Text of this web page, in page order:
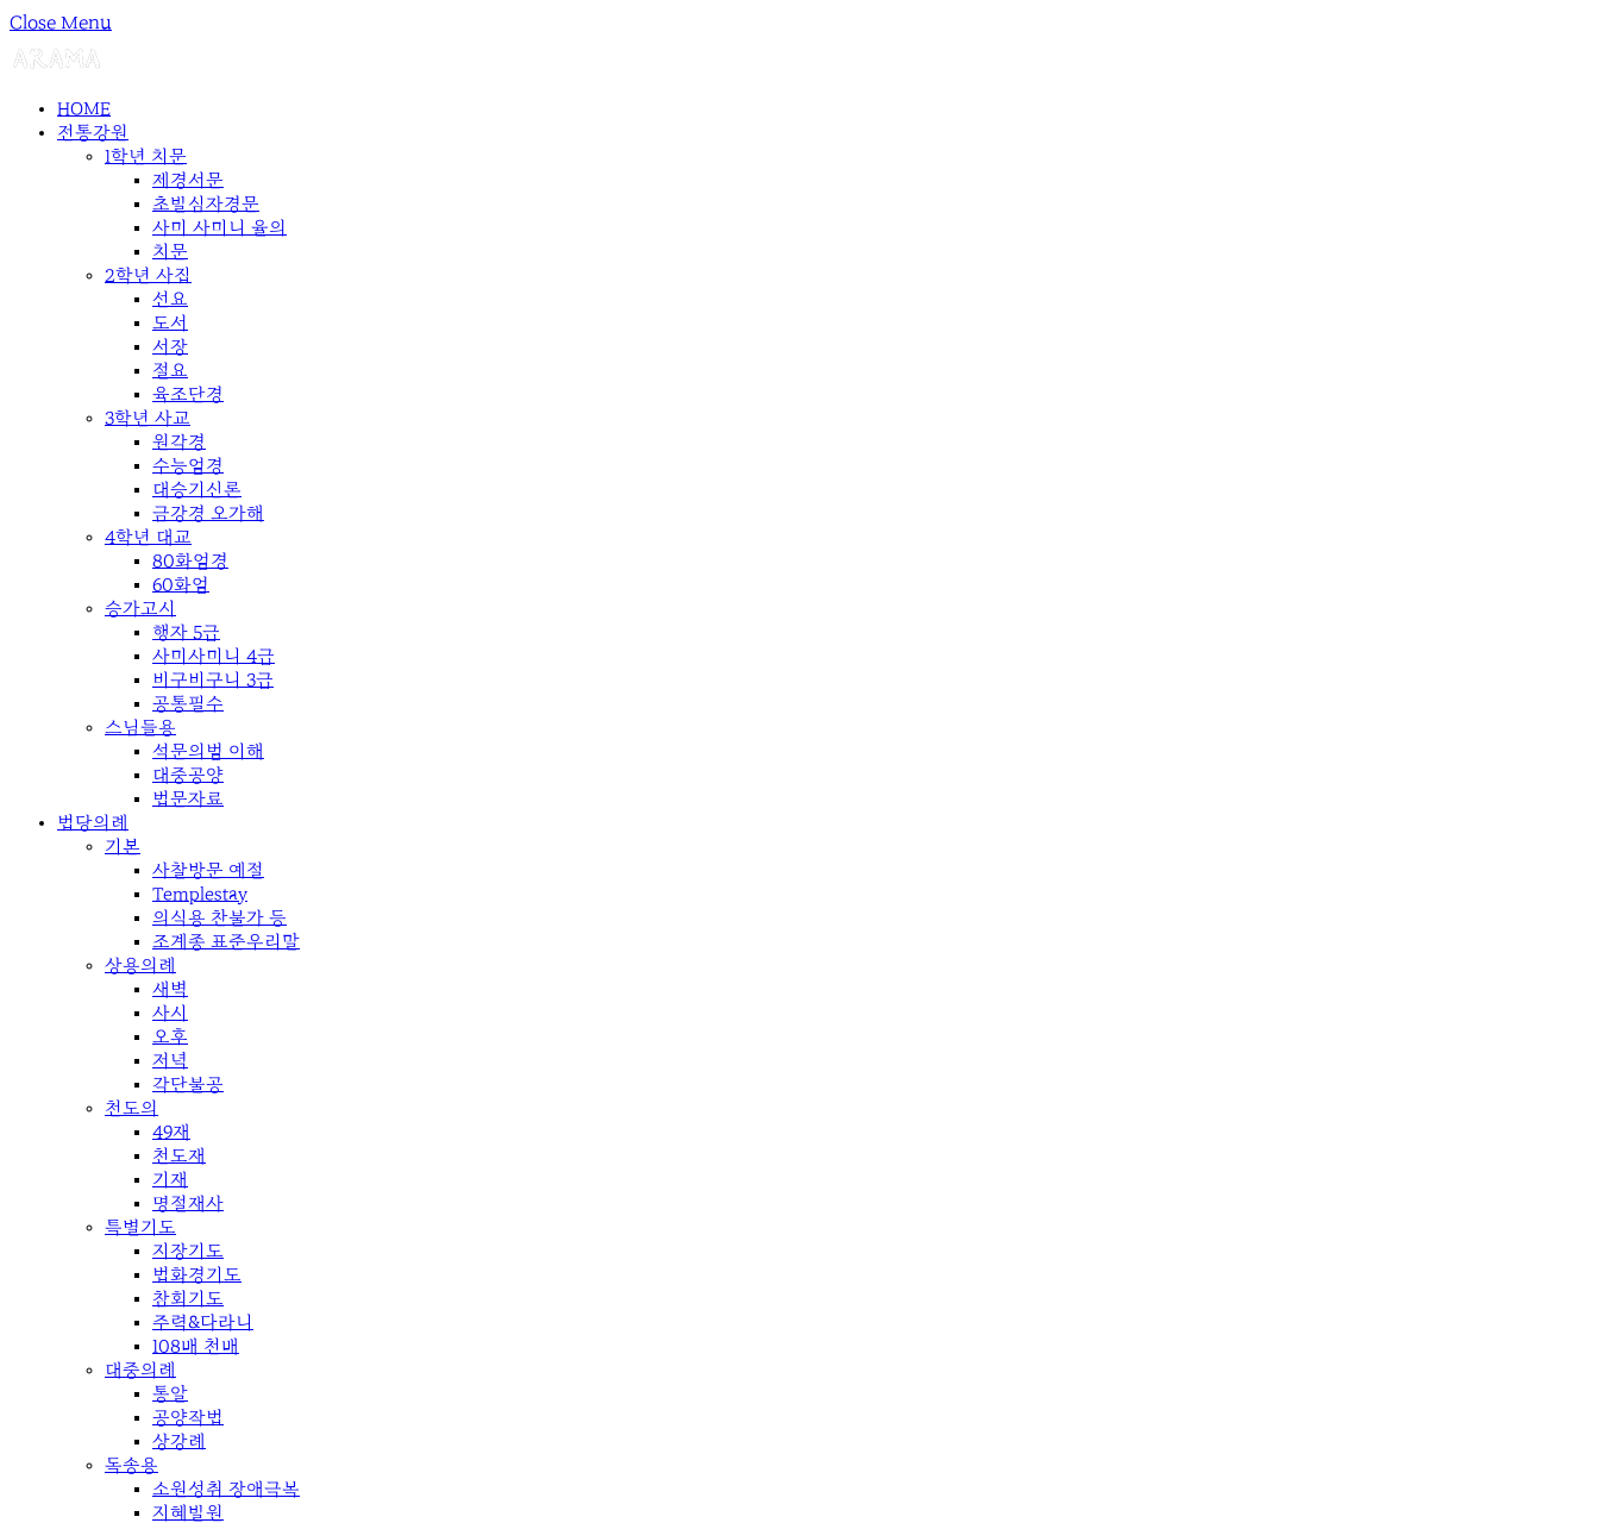
Close Menu
HOME
전통강원
1학년 치문
제경서문
초발심자경문
사미 사미니 율의
치문
2학년 사집
선요
도서
서장
절요
육조단경
3학년 사교
원각경
수능엄경
대승기신론
금강경 오가해
4학년 대교
80화엄경
60화엄
승가고시
행자 5급
사미사미니 4급
비구비구니 3급
공통필수
스님들용
석문의범 이해
대중공양
법문자료
법당의례
기본
사찰방문 예절
Templestay
의식용 찬불가 등
조계종 표준우리말
상용의례
새벽
사시
오후
저녁
각단불공
천도의
49재
천도재
기재
명절재사
특별기도
지장기도
법화경기도
참회기도
주력&다라니
108배 천배
대중의례
통알
공양작법
상강례
독송용
소원성취 장애극복
지혜발원